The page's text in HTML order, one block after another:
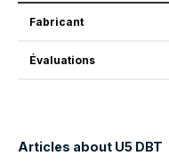
Fabricant
Évaluations
Articles about U5 DBT